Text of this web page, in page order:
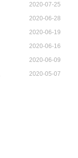
2020-07-25
2020-06-28
2020-06-19
2020-06-16
2020-06-09
2020-05-07